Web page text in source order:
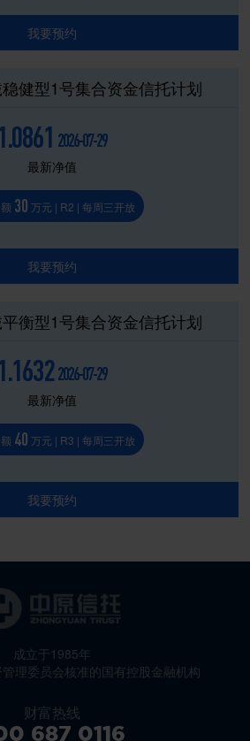
我要预约
健型1号集合资金信托计划
2026-07-29
最新净值
30 万元 | R2 | 每周三开放
我要预约
衡型1号集合资金信托计划
2026-07-29
最新净值
40 万元 | R3 | 每周三开放
我要预约
成立于1985年
理委员会核准的国有控股金融机构
财富热线
687 0116